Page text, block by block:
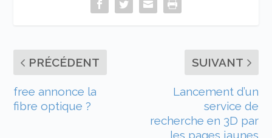
PRÉCÉDENT
free annonce la
fibre optique ?
SUIVANT
Lancement d’un
service de
recherche en 3D par
les pages jaunes